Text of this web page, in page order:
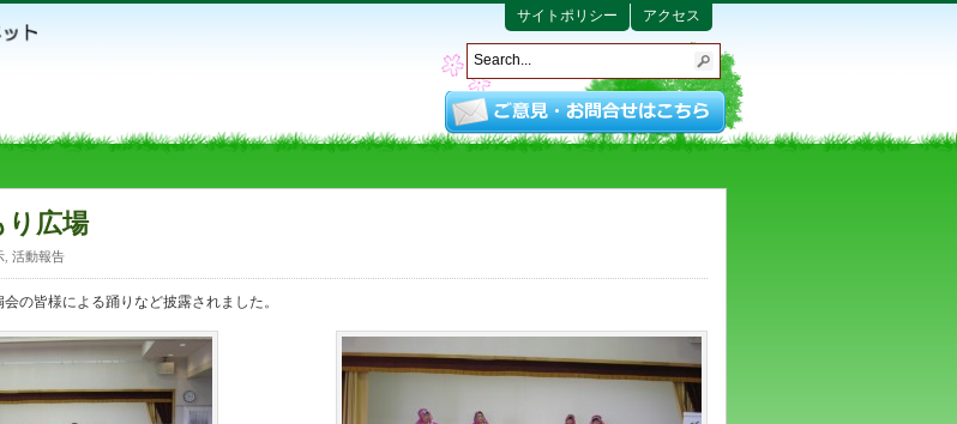
サイトポリシー アクセス
り広場
活動報告
の皆様による踊りなど披露されました。